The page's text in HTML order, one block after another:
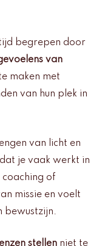
begrepen door
van
maken met
van hun plek in
van licht en
je vaak werkt in
of
missie en voelt
bewustzijn.
stellen niet te